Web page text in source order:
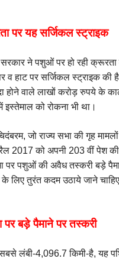
पर यह सर्जिकल स्ट्राइक
ने पशुओं पर हो रही
व हाट पर सर्जिकल स्ट्राइक की
होने वाले लाखों करोड़ रुपये के
इस्तेमाल को रोकना भी था।
जो राज्य सभा की गृह
2017 को अपनी 203 वीं पेश की
पर पशुओं की अवैध तस्करी बड़े
तुरंत कदम उठाये जाने
पर बड़े पैमाने पर तस्करी
सबसे लंबी-4,096.7 किमी-है, यह